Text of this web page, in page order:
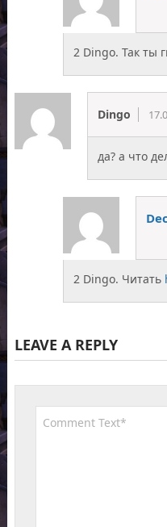
2 Dingo. Так ты
Dingo
да? а что
2 Dingo. Читать
LEAVE A REPLY